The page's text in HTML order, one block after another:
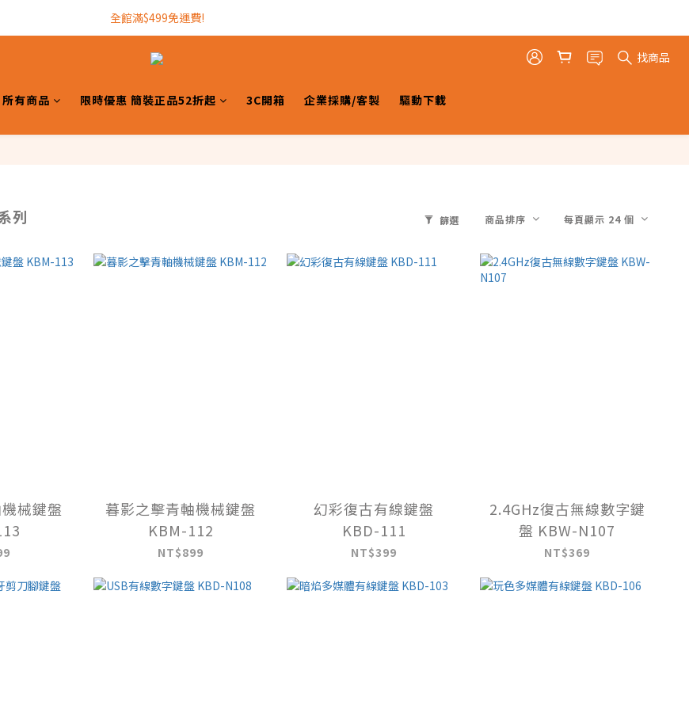
加入INTOPIC會員，現領300元購物金!
全館滿$499免運費!
加入INTOPIC會員，現領300元購物金! 找商品
所有商品 限時優惠 簡裝正品52折起 3C開箱 企業採購/客製 驅動下載
列 篩選 商品排序 每頁顯示 24 個
械鍵盤
暮影之擊青軸機械鍵盤
KBM-112
NT$899
幻彩復古有線鍵盤
KBD-111
NT$399
2.4GHz復古無線數字鍵
盤 KBW-N107
NT$369